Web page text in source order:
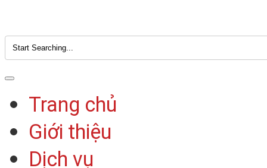
Trang chủ
Giới thiệu
Dịch vụ